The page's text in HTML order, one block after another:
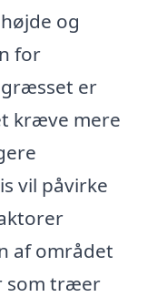
og
for
er
kræve mere
vil påvirke
af området
som træer